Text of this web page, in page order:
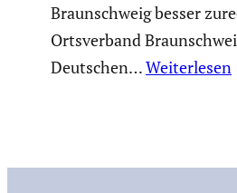
Braun­schweig besser
Ortsver­band
Deutschen…Weiterlesen